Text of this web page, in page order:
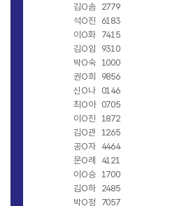
김O솜
2779
석O진
6183
이O화
7415
김O임
9310
박O숙
1000
권O희
9856
신O나
0146
최O아
0705
이O진
1872
김O관
1265
공O자
4464
문O례
4121
이O승
1700
김O하
2485
박O정
7057